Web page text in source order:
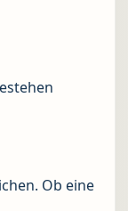
Ob eine